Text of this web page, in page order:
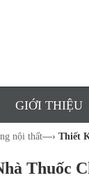
GIỚI THIỆU
nội thất—› Thiết
Thuốc